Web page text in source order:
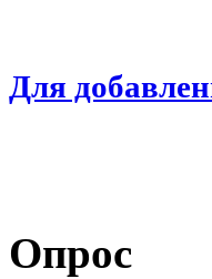
Для
Опрос